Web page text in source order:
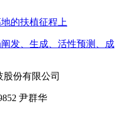
的扶植征程上
发、生成、活性预测、成
尹群华